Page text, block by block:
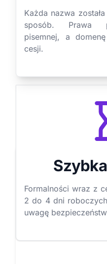
Każda nazwa
sposób. Prawa
pisemnej, a
cesji.
Formalności wraz z
2 do 4 dni
uwagę